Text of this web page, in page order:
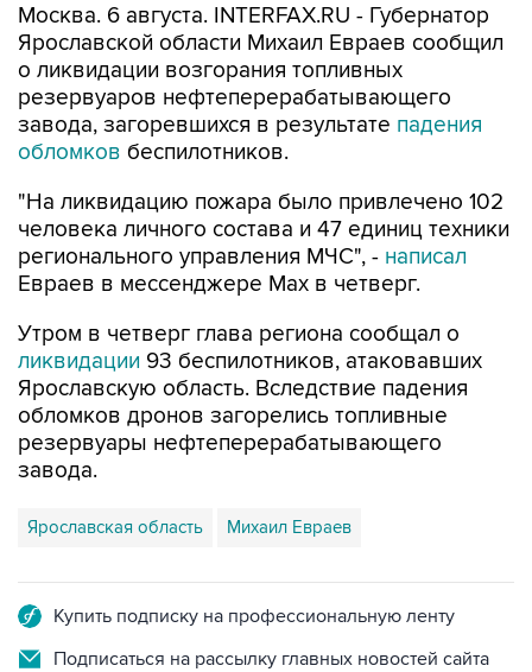
Москва. 6 августа. INTERFAX.RU - Губернатор
Ярославской области Михаил Евраев сообщил
о ликвидации возгорания топливных
резервуаров нефтеперерабатывающего
завода, загоревшихся в результате падения
обломков беспилотников.
"На ликвидацию пожара было привлечено 102
человека личного состава и 47 единиц техники
регионального управления МЧС", - написал
Евраев в мессенджере Мах в четверг.
Утром в четверг глава региона сообщал о
ликвидации 93 беспилотников, атаковавших
Ярославскую область. Вследствие падения
обломков дронов загорелись топливные
резервуары нефтеперерабатывающего
завода.
Ярославская область Михаил Евраев
Купить подписку на профессиональную ленту
Подписаться на рассылку главных новостей сайта